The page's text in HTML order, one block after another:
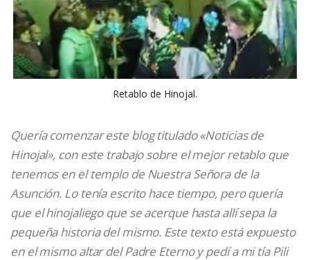
Retablo de Hinojal.
Quería comenzar este blog titulado «Noticias de
Hinojal», con este trabajo sobre el mejor retablo que
tenemos en el templo de Nuestra Señora de la
Asunción. Lo tenía escrito hace tiempo, pero quería
que el hinojaliego que se acerque hasta allí sepa la
pequeña historia del mismo. Este texto está expuesto
en el mismo altar del Padre Eterno y pedí a mi tía Pili